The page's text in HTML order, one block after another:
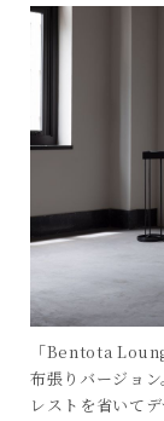
「Bentota
布張りバージョ
レストを省いてデ